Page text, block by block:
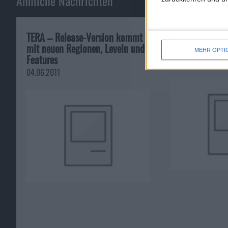
MEHR
TERA – Release-Version kommt
mit neuen Regionen, Leveln und
Features
04.06.2011
Bulletstorm:
Vordergrund
29.12.2010